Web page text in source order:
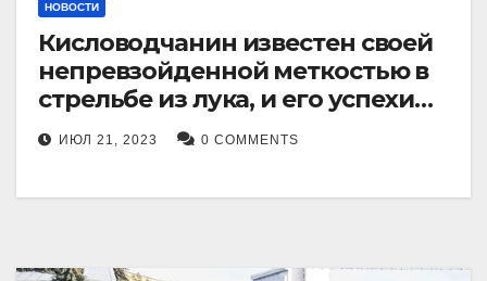
НОВОСТИ
Кисловодчанин известен своей
непревзойденной меткостью в
стрельбе из лука, и его успехи
прославили его в
Ставропольском крае.
ИЮЛ 21, 2023 0 COMMENTS